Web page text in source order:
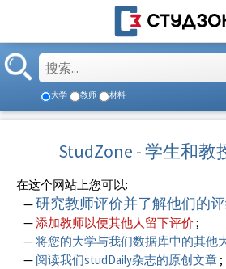
大学 教师 材料
StudZone - 学生和教
在这个网站上您可以:
—研究教师评价并了解他们的
—添加教师以便其他人留下评价;
—将您的大学与我们数据库中的其他
— 阅读我们studDaily杂志的原创文章;